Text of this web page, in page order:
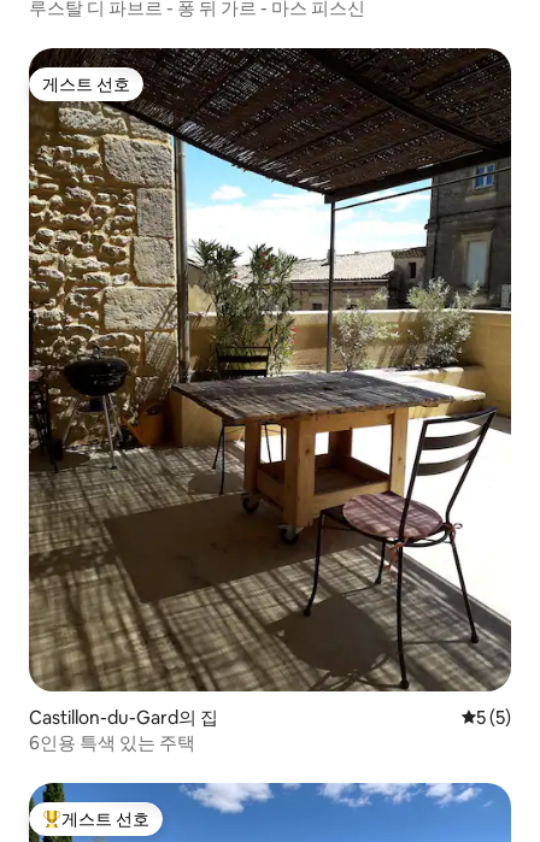
루스탈 디 파브르 - 퐁 뒤 가르 - 마스 피스신
게스트 선호
게스트 선호
Castillon-du-Gard의 집 평점 5점
5 (5)
6인용 특색 있는 주택
상위 게스트 선호
게스트 선호